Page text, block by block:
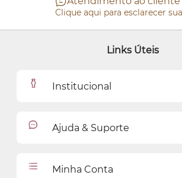
Clique aqui para esclarecer
Links Úteis
Institucional
Como Comprar
Ajuda & Suporte
Seja uma revendedora
Minha Conta